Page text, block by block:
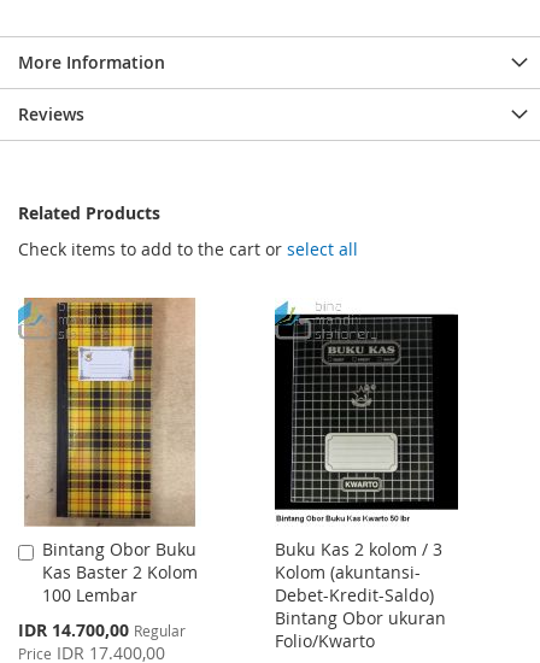
More Information
Reviews
Related Products
Check items to add to the cart or select all
Bintang Obor Buku
Kas Baster 2 Kolom
100 Lembar
Special
Price
IDR 14.700,00 Regular
Price IDR 17.400,00
Add
to
Cart
Buku Kas 2 kolom / 3
Kolom (akuntansi-
Debet-Kredit-Saldo)
Bintang Obor ukuran
Folio/Kwarto